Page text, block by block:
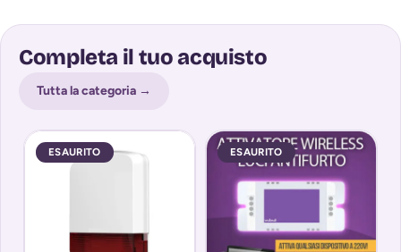
Completa il tuo acquisto
Tutta la categoria →
ESAURITO ESAURITO